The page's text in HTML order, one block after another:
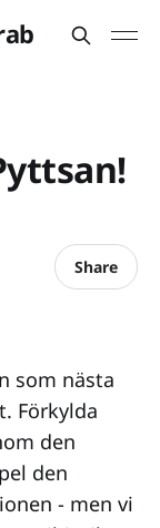
Share
som nästa
Förkylda
den
den
- men vi